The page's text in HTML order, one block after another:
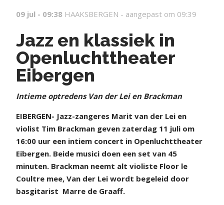
09 jul - 09:38 HAAKSBERGEN - aangepast om 09:39
Jazz en klassiek in
Openluchttheater
Eibergen
Intieme optredens Van der Lei en Brackman
EIBERGEN- Jazz-zangeres Marit van der Lei en
violist Tim Brackman geven zaterdag 11 juli om
16:00 uur een intiem concert in Openluchttheater
Eibergen. Beide musici doen een set van 45
minuten. Brackman neemt alt violiste Floor le
Coultre mee, Van der Lei wordt begeleid door
basgitarist Marre de Graaff.